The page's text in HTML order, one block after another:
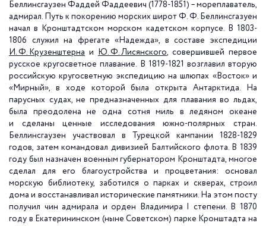
Беллинсгаузен Фаддей Фаддеевич (1778-1851) – мореплаватель,
адмирал. Путь к покорению морских широт Ф. Ф. Беллинсгазуен
начал в Кронштадтском морском кадетском корпусе. В 1803-
1806 служил на фрегате «Надежда», в составе экспедиции
И. Ф. Крузенштерна и Ю. Ф. Лисянского, совершившей первое
русское кругосветное плавание. В 1819-1821 возглавил вторую
российскую кругосветную экспедицию на шлюпах «Восток» и
«Мирный», в ходе которой была открыта Антарктида. На
парусных судах, не предназначенных для плавания во льдах,
была преодолена не одна сотня миль в ледяном океане
и сделаны ценные исследования южно-полярных стран.
Беллинсгаузен участвовал в Турецкой кампании 1828-1829
годов, затем командовал дивизией Балтийского флота. В 1839
году был назначен военным губернатором Кронштадта, многое
сделал для его благоустройства и процветания: основал
морскую библиотеку, заботился о парках и скверах, строил
дома и восстанавливал исторические памятники. На этом посту
получил чин адмирала и орден Владимира I степени. В 1870
году в Екатерининском (ныне Советском) парке Кронштадта на